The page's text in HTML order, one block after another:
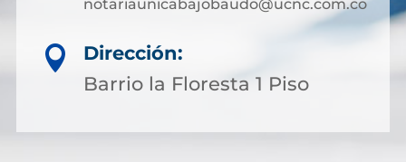
notariaunicabajobaudo@ucnc.com.co

Dirección:
Barrio la Floresta 1 Piso